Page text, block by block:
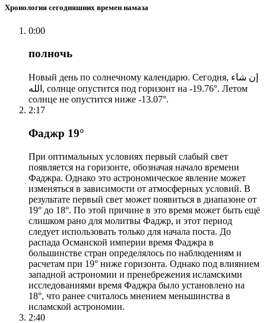
Хронология сегодняшних времен намаза
0:00
полночь
Новый день по солнечному календарю. Сегодня, إن شاء
الله, солнце опустится под горизонт на -19.76°. Летом
солнце не опустится ниже -13.07°.
2:17
Фаджр 19°
При оптимальных условиях первый слабый свет
появляется на горизонте, обозначая начало времени
Фаджра. Однако это астрономическое явление может
изменяться в зависимости от атмосферных условий. В
результате первый свет может появиться в диапазоне от
19° до 18°. По этой причине в это время может быть ещё
слишком рано для молитвы Фаджр, и этот период
следует использовать только для начала поста. До
распада Османской империи время Фаджра в
большинстве стран определялось по наблюдениям и
расчетам при 19° ниже горизонта. Однако под влиянием
западной астрономии и пренебрежения исламскими
исследованиями время Фаджра было установлено на
18°, что ранее считалось мнением меньшинства в
исламской астрономии.
2:40